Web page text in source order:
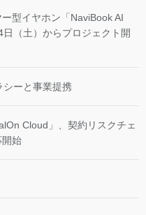
型イヤホン「NaviBook AI
（土）からプロジェクト開
シーと事業提携
Cloud」、契約リスクチェ
開始